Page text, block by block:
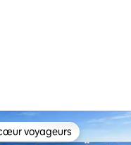
voyageurs
voyageurs